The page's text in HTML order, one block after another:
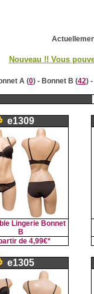
Nouveau !! Vous
A (0) - Bonnet B (42)
e1309
Lingerie Bonnet
B
de 4,99€*
e1305